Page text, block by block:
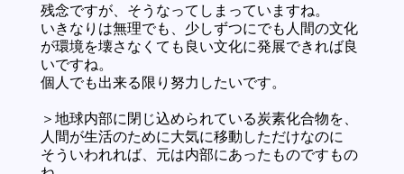
残念ですが、そうなってしまっていますね。
いきなりは無理でも、少しずつにでも人間の文化
が環境を壊さなくても良い文化に発展できれば良
いですね。
個人でも出来る限り努力したいです。
＞地球内部に閉じ込められている炭素化合物を、
人間が生活のために大気に移動しただけなのに
そういわれれば、元は内部にあったものですもの